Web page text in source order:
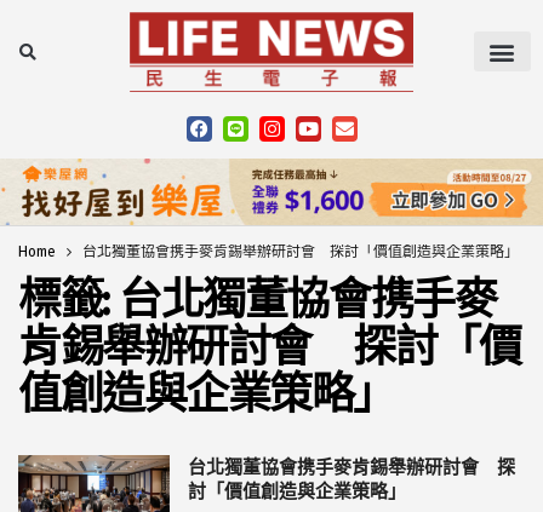
Home 台北獨董協會携手麥肯錫舉辦研討會 探討「價值創造與企業策略」
標籤: 台北獨董協會携手麥
肯錫舉辦研討會 探討「價
值創造與企業策略」
台北獨董協會携手麥肯錫舉辦研討會 探
討「價值創造與企業策略」